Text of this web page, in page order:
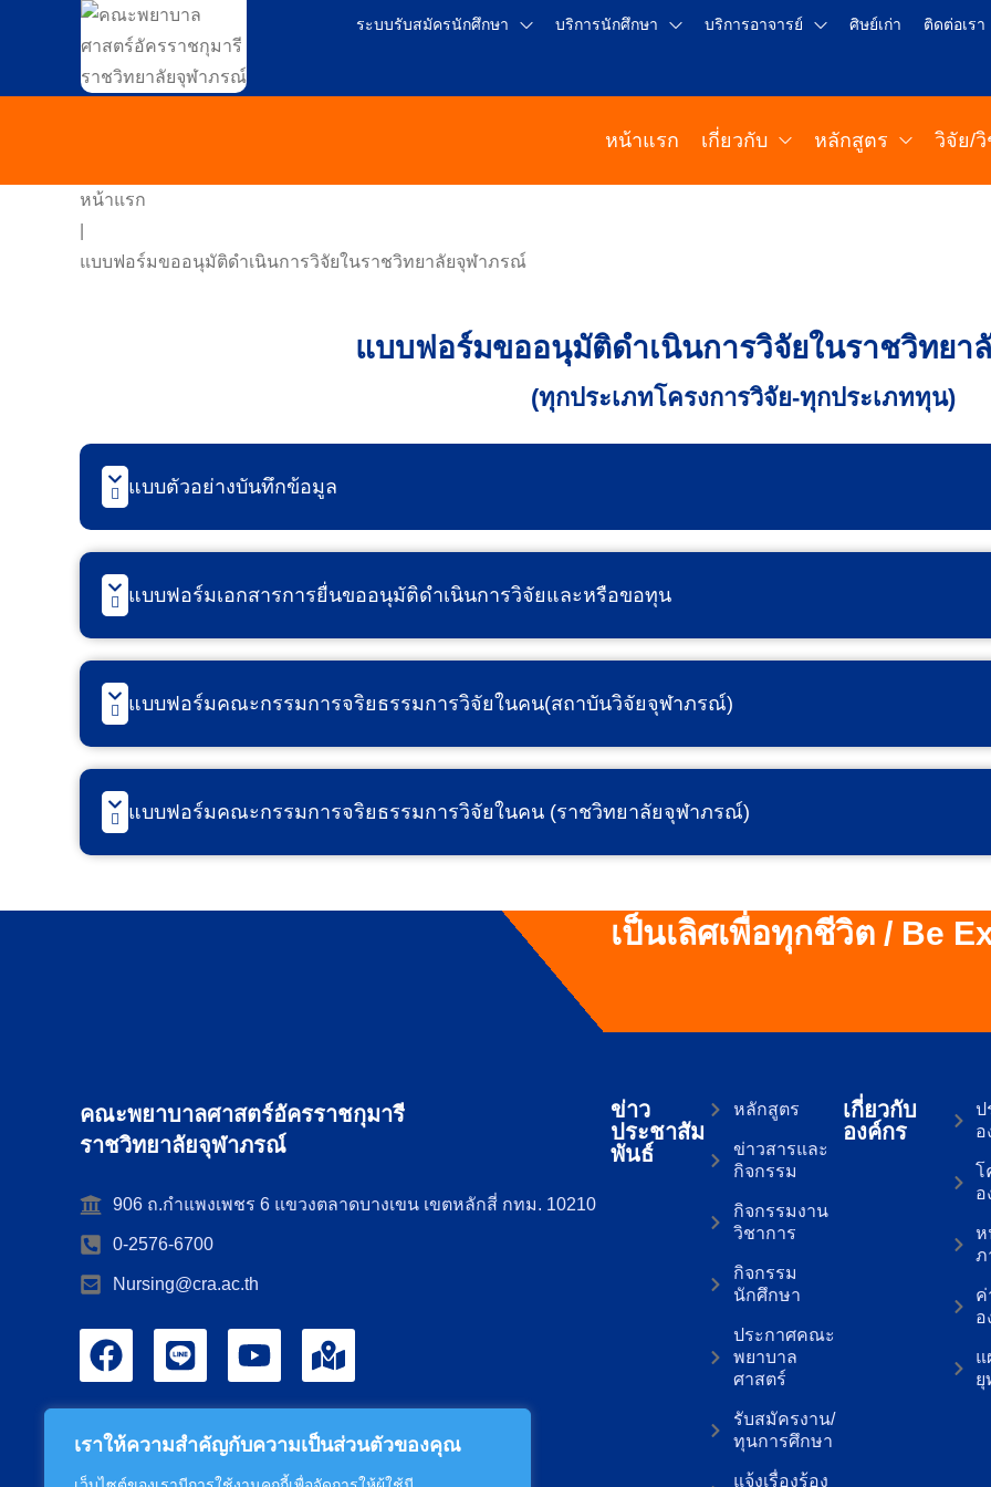
เราให้ความสำคัญกับความเป็นส่วนตัวของคุณ
ระบบรับสมัครนักศึกษา บริการนักศึกษา บริการอาจารย์ ศิษย์เก่า ติดต่อเรา
หน้าแรก เกี่ยวกับ หลักสูตร วิจัย/
หน้าแรก
แบบฟอร์มขออนุมัติดำเนินการวิจัยในราชวิทยาลัยจุฬาภรณ์
แบบฟอร์มขออนุมัติดำเนินการวิจัยในราชวิทยา
(ทุกประเภทโครงการวิจัย-ทุกประเภททุน)
แบบตัวอย่างบันทึกข้อมูล
แบบฟอร์มเอกสารการยื่นขออนุมัติดำเนินการวิจัยและหรือขอทุน
แบบฟอร์มคณะกรรมการจริยธรรมการวิจัยในคน(สถาบันวิจัยจุฬาภรณ์)
แบบฟอร์มคณะกรรมการจริยธรรมการวิจัยในคน (ราชวิทยาลัยจุฬาภรณ์)
เป็นเลิศเพื่อทุกชีวิต / Be
คณะพยาบาลศาสตร์อัครราชกุมารี
ราชวิทยาลัยจุฬาภรณ์
906 ถ.กำแพงเพชร 6 แขวงตลาดบางเขน เขตหลักสี่ กทม. 10210
0-2576-6700
Nursing@cra.ac.th
ข่าว
ประชาสัม
พันธ์
หลักสูตร
ข่าวสารและ
กิจกรรม
กิจกรรมงาน
วิชาการ
กิจกรรม
นักศึกษา
ประกาศคณะ
พยาบาล
ศาสตร์
รับสมัครงาน/
ทุนการศึกษา
แจ้งเรื่องร้อง
เกี่ยวกับ
องค์กร
ป
อ
โ
อ
ห
ภ
ค่
อ
แ
ยุ